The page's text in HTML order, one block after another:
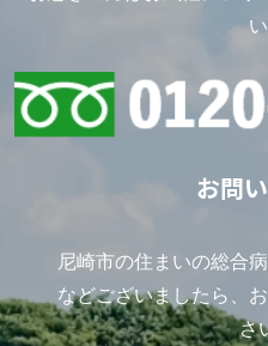
い
お問
尼崎市の住まいの総合
などございましたら、
さ